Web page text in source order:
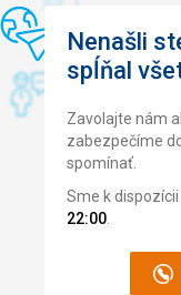
Nenašli
spĺňal
Zavolajte nám
zabezpečíme
spomínať.
Sme k dispozícii
22:00.